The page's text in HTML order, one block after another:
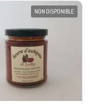
NON DISPONIBLE